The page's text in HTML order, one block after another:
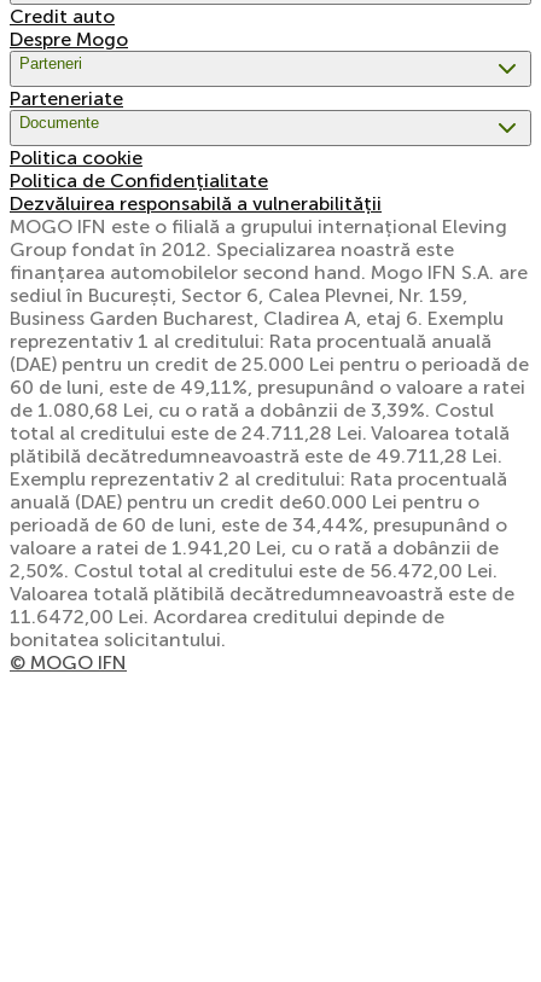
Credit auto
Despre Mogo
Parteneri
Parteneriate
Documente
Politica cookie
Politica de Confidențialitate
Dezvăluirea responsabilă a vulnerabilității
MOGO IFN este o filială a grupului internațional Eleving
Group fondat în 2012. Specializarea noastră este
finanțarea automobilelor second hand. Mogo IFN S.A. are
sediul în București, Sector 6, Calea Plevnei, Nr. 159,
Business Garden Bucharest, Cladirea A, etaj 6. Exemplu
reprezentativ 1 al creditului: Rata procentuală anuală
(DAE) pentru un credit de 25.000 Lei pentru o perioadă de
60 de luni, este de 49,11%, presupunând o valoare a ratei
de 1.080,68 Lei, cu o rată a dobânzii de 3,39%. Costul
total al creditului este de 24.711,28 Lei. Valoarea totală
plătibilă decătredumneavoastră este de 49.711,28 Lei.
Exemplu reprezentativ 2 al creditului: Rata procentuală
anuală (DAE) pentru un credit de60.000 Lei pentru o
perioadă de 60 de luni, este de 34,44%, presupunând o
valoare a ratei de 1.941,20 Lei, cu o rată a dobânzii de
2,50%. Costul total al creditului este de 56.472,00 Lei.
Valoarea totală plătibilă decătredumneavoastră este de
11.6472,00 Lei. Acordarea creditului depinde de
bonitatea solicitantului.
© MOGO IFN